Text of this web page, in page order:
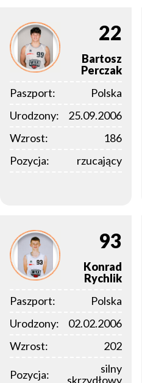
22
Bartosz
Perczak
Paszport:
Polska
Urodzony:
25.09.2006
Wzrost:
186
Pozycja:
rzucający
93
Konrad
Rychlik
Paszport:
Polska
Urodzony:
02.02.2006
Wzrost:
202
Pozycja:
silny
skrzydłowy